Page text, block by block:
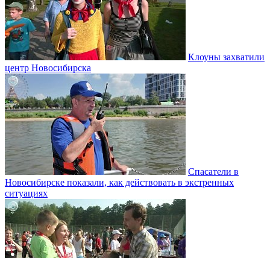
Клоуны захватили
центр Новосибирска
Спасатели в
Новосибирске показали, как действовать в экстренных
ситуациях